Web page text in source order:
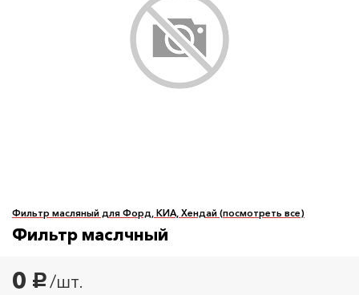
Фильтр масляный для Форд, КИА, Хендай (посмотреть все)
Фильтр маслчный
0 руб. /шт.